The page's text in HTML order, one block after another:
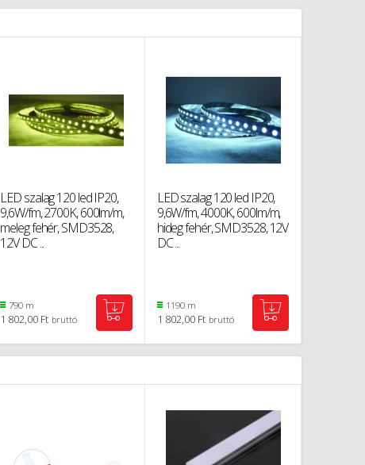
LED szalag 120 led IP20,
9,6W/fm, 2700K, 600lm/m,
meleg fehér, SMD3528,
12V DC ...
790 m
1 802,00 Ft bruttó
LED szalag 120 led IP20,
9,6W/fm, 4000K, 600lm/m,
hideg fehér, SMD3528, 12V
DC ...
1190 m
1 802,00 Ft bruttó